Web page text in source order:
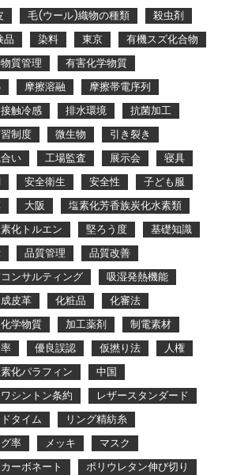
毛(ウール)織物の種類
殺虫剤
品 染料 東京
有機スズ化合物
質管理
有害化学物質
摩擦溶融
摩擦帯電序列
接触冷感 排水環境
抗菌加工
制度 微生物
引き裂き
い 工場監査 展示会
寝具
安全衛生 安全性
子ども服
大阪
塩素化芳香族炭化水素類
化トルエン 堅ろう度
基礎知識
品質管理
品質改善
ンサルティング
吸湿発熱機能
皮革 化粧品
化審法
化学物質 加工薬剤
制電素材
優良誤認 仮撚り法
人権
化パラフィン
中国
ワシントン条約
レザースタンダード
タイム
リング精紡糸
率 メッキ
マスク
ーボネート
ポリウレタン伸び切り